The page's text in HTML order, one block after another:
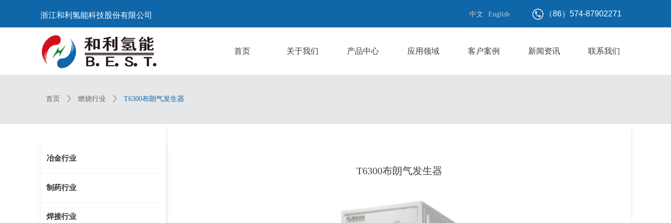
首页 关于我们 产品中心 应用领域 客户案例 新闻资讯 联系我们
浙江和利氢能科技股份有限公司 （86）574-87902271
中文 English
T6300布朗气发生器
首页 ꄲ 燃烧行业 ꄲ T6300布朗气发生器
冶金行业
制药行业
焊接行业